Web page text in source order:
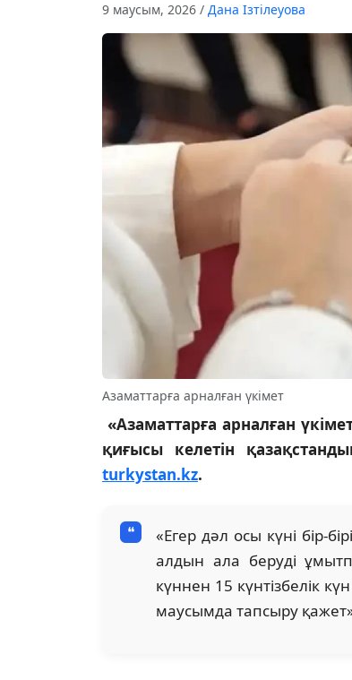
9 маусым, 2026 / Дана Ізтілеуова
Азаматтарға арналған үкімет
«Азаматтарға арналған
қиғысы келетін
turkystan.kz.
«Егер дәл осы күні бір-
алдын ала беруді
күннен 15 күнтізбелік
маусымда тапсыру